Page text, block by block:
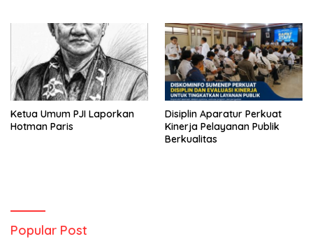
Ketua Umum PJI Laporkan
Hotman Paris
Disiplin Aparatur Perkuat
Kinerja Pelayanan Publik
Berkualitas
Popular Post